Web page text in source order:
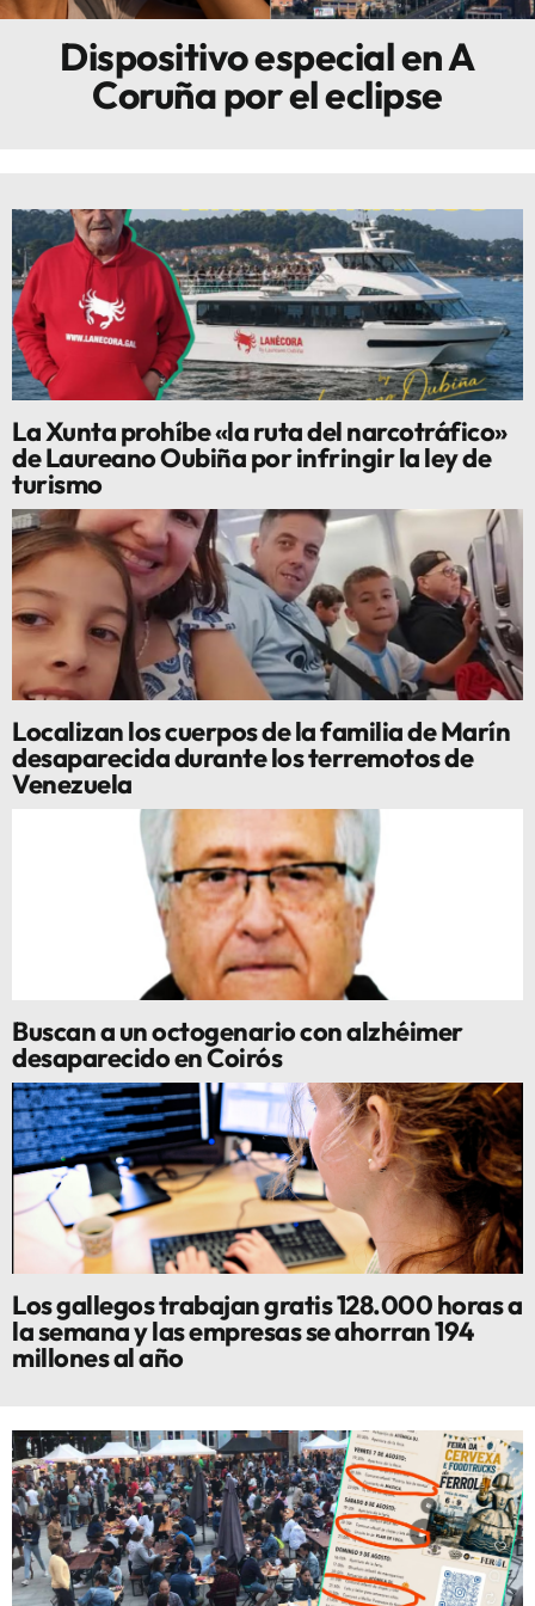
Innova
Dispositivo especial en A
Coruña por el eclipse
La Xunta prohíbe «la ruta del narcotráfico»
de Laureano Oubiña por infringir la ley de
turismo
Localizan los cuerpos de la familia de Marín
desaparecida durante los terremotos de
Venezuela
Buscan a un octogenario con alzhéimer
desaparecido en Coirós
Los gallegos trabajan gratis 128.000 horas a
la semana y las empresas se ahorran 194
millones al año